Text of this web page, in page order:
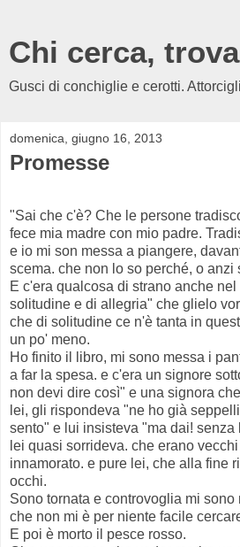
Chi cerca,
Gusci di conchiglie e cerotti.
domenica, giugno 16, 2013
Promesse
"Sai che c'è? Che le persone
fece mia madre con mio padre.
e io mi son messa a piangere,
scema. che non lo so perché, o anzi
E c'era qualcosa di strano anche
solitudine e di allegria" che glielo
che di solitudine ce n'è tanta in
un po' meno.
Ho finito il libro, mi sono messa i
a far la spesa. e c'era un signore
non devi dire così" e una signora
lei, gli rispondeva "ne ho già
sento" e lui insisteva "ma dai! senza
lei quasi sorrideva. che erano
innamorato. e pure lei, che alla fine
occhi.
Sono tornata e controvoglia mi sono
che non mi è per niente facile
E poi è morto il pesce rosso.